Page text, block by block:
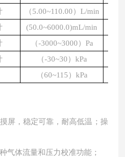
（5.00~110.00）L/min
(50.0~6000.0)mL/min
（-3000~3000）Pa
（-30~30）kPa
（60~115）kPa
屏，稳定可靠，耐高低温；操
气体流量和压力校准功能；